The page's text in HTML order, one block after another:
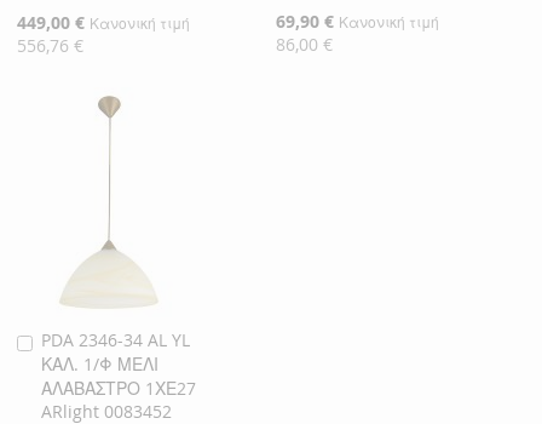
Ειδική
Τιμή
449,00 € Κανονική τιμή
556,76 €
Ειδική
Τιμή
69,90 € Κανονική τιμή
86,00 €
PDA 2346-34 AL YL
ΚΑΛ. 1/Φ ΜΕΛΙ
ΑΛΑΒΑΣΤΡΟ 1ΧΕ27
ARlight 0083452
Προσθήκη
στο
Καλάθι